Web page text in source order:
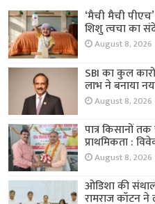
‘मैची मैची
शिशु त्वचा का
August 8, 2026
SBI का कुल
लाभ ने बनाया
August 8, 2026
पात्र किसानों
प्राथमिकता :
August 8, 2026
ओडिशा की
रामराज कॉटन ने